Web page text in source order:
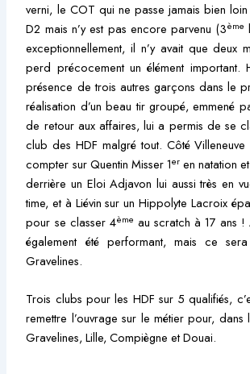
verni, le COT qui ne passe jamais bien
D2 mais n’y est pas encore parvenu (3ème
exceptionnellement, il n’y avait que deux
perd précocement un élément important.
présence de trois autres garçons dans le
réalisation d’un beau tir groupé, emmené
de retour aux affaires, lui a permis de se
club des HDF malgré tout. Côté
compter sur Quentin Misser 1eren natation
derrière un Eloi Adjavon lui aussi très en
time, et à Liévin sur un Hippolyte Lacroix
pour se classer 4ème au scratch à 17 ans !
également été performant, mais ce
Gravelines.
Trois clubs pour les HDF sur 5 qualifiés,
remettre l’ouvrage sur le métier pour, dans
Gravelines, Lille, Compiègne et Douai.